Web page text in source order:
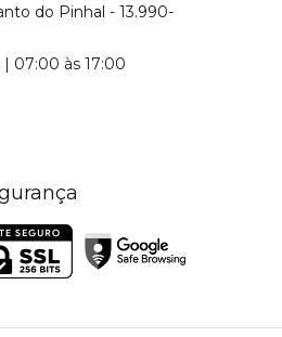
do Pinhal - 13.990-
| 07:00 às 17:00